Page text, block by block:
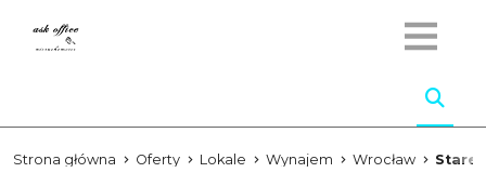
Strona główna Oferty Lokale Wynajem Wrocław Stare